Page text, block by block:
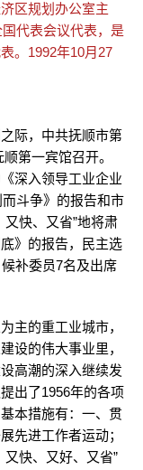
区规划办公室主
代表会议代表，是
。1992年10月27
际，中共抚顺市第
第一宾馆召开。
深入领导工业企业
斗争》的报告和市
快、又省”地将肃
》的报告，民主选
补委员7名及出席
的重工业城市，
设的伟大事业里，
高潮的深入继续发
出了1956年的各项
本措施有：一、贯
先进工作者运动；
快、又好、又省”